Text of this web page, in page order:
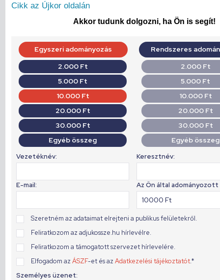
Cikk az Újkor oldalán
Akkor tudunk dolgozni, ha Ön is segít!